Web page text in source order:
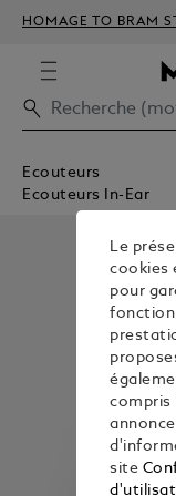
HOMAGE TO BRAM
Ecouteurs
Ecouteurs In-Ear
Le
cookies
pour
compris
site